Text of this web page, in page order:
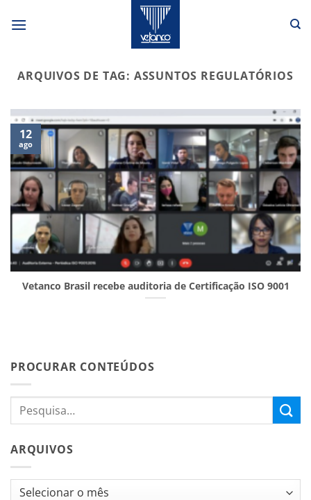
ARQUIVOS DE TAG: ASSUNTOS REGULATÓRIOS
Vetanco Brasil recebe auditoria de Certificação ISO 9001
12
ago
PROCURAR CONTEÚDOS
ARQUIVOS
Arquivos